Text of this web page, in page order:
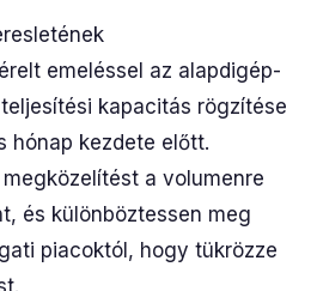
emeléssel az alapdigép-
kapacitás rögzítése
hónap kezdete előtt.
a volumenre
és különböztessen meg
piacoktól, hogy tükrözze